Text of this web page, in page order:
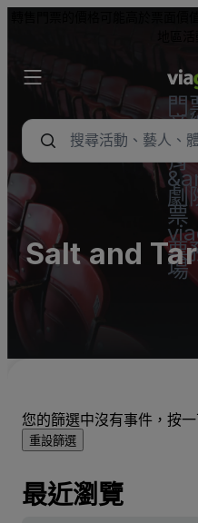
門
音
會
育
劇
票
票
場
Salt and
您的篩選中沒有事件，按
重設篩選
最近瀏覽